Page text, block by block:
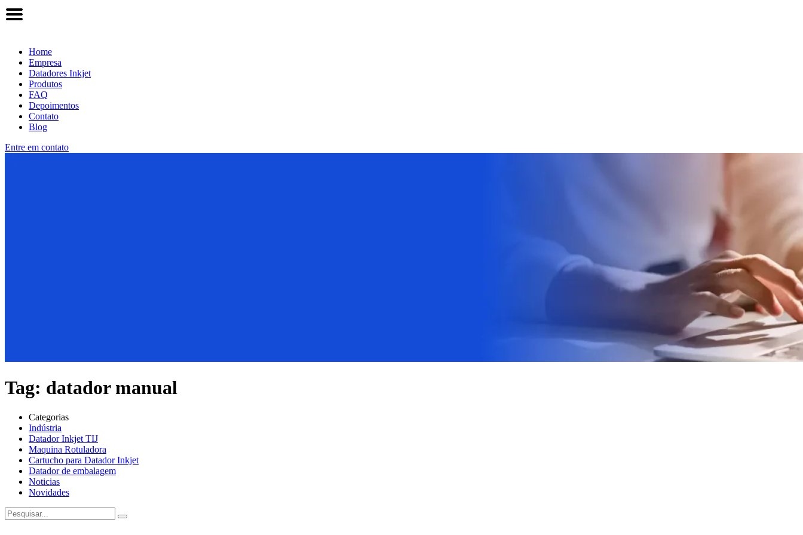
Home
Empresa
Datadores Inkjet
Produtos
FAQ
Depoimentos
Contato
Blog
Entre em contato
Tag: datador manual
Categorias
Indústria
Datador Inkjet TIJ
Maquina Rotuladora
Cartucho para Datador Inkjet
Datador de embalagem
Noticias
Novidades